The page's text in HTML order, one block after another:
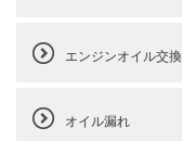
エンジンオイル交換
オイル漏れ